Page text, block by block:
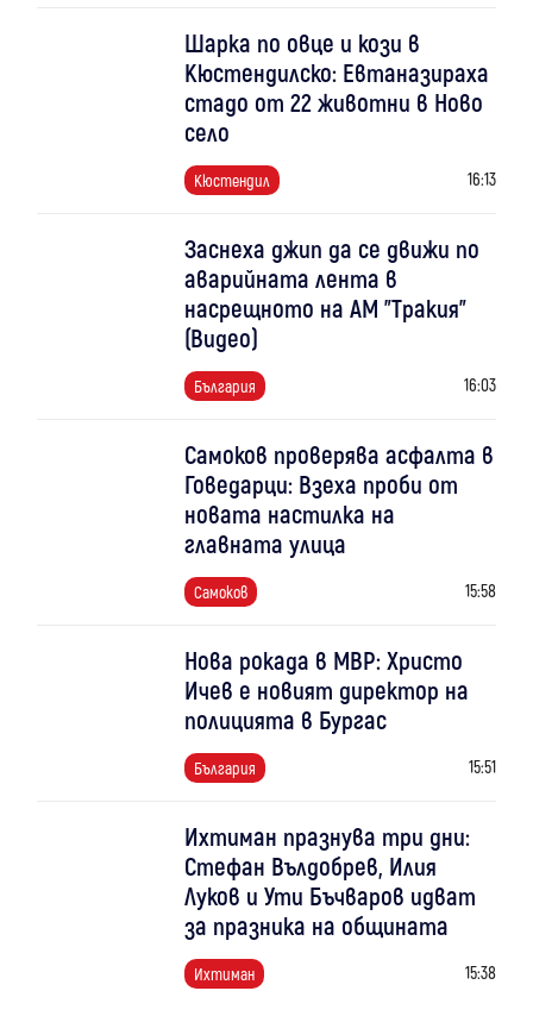
Шарка по овце и кози в
Кюстендилско: Евтаназираха
стадо от 22 животни в Ново
село
Кюстендил 16:13
Заснеха джип да се движи по
аварийната лента в
насрещното на АМ "Тракия"
(Видео)
България 16:03
Самоков проверява асфалта в
Говедарци: Взеха проби от
новата настилка на
главната улица
Самоков 15:58
Нова рокада в МВР: Христо
Ичев е новият директор на
полицията в Бургас
България 15:51
Ихтиман празнува три дни:
Стефан Вълдобрев, Илия
Луков и Ути Бъчваров идват
за празника на общината
Ихтиман 15:38